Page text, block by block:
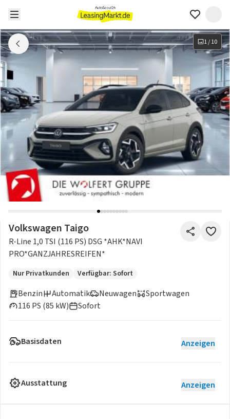
1/10
Volkswagen Taigo
R-Line 1,0 TSI (116 PS) DSG *AHK*NAVI
PRO*GANZJAHRESREIFEN*
Nur Privatkunden Verfügbar: Sofort
Benzin
Neuwagen
116 PS (85 kW)
Automatik
Sportwagen
Sofort
Basisdaten Anzeigen
Ausstattung Anzeigen